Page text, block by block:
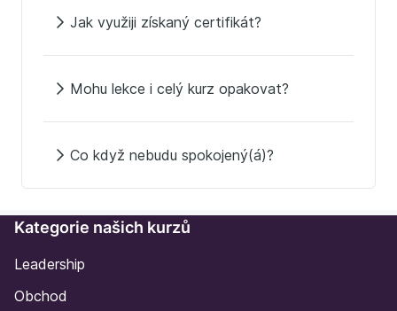
Jak využiji získaný certifikát?
Mohu lekce i celý kurz opakovat?
Co když nebudu spokojený(á)?
Kategorie našich kurzů
Leadership
Obchod